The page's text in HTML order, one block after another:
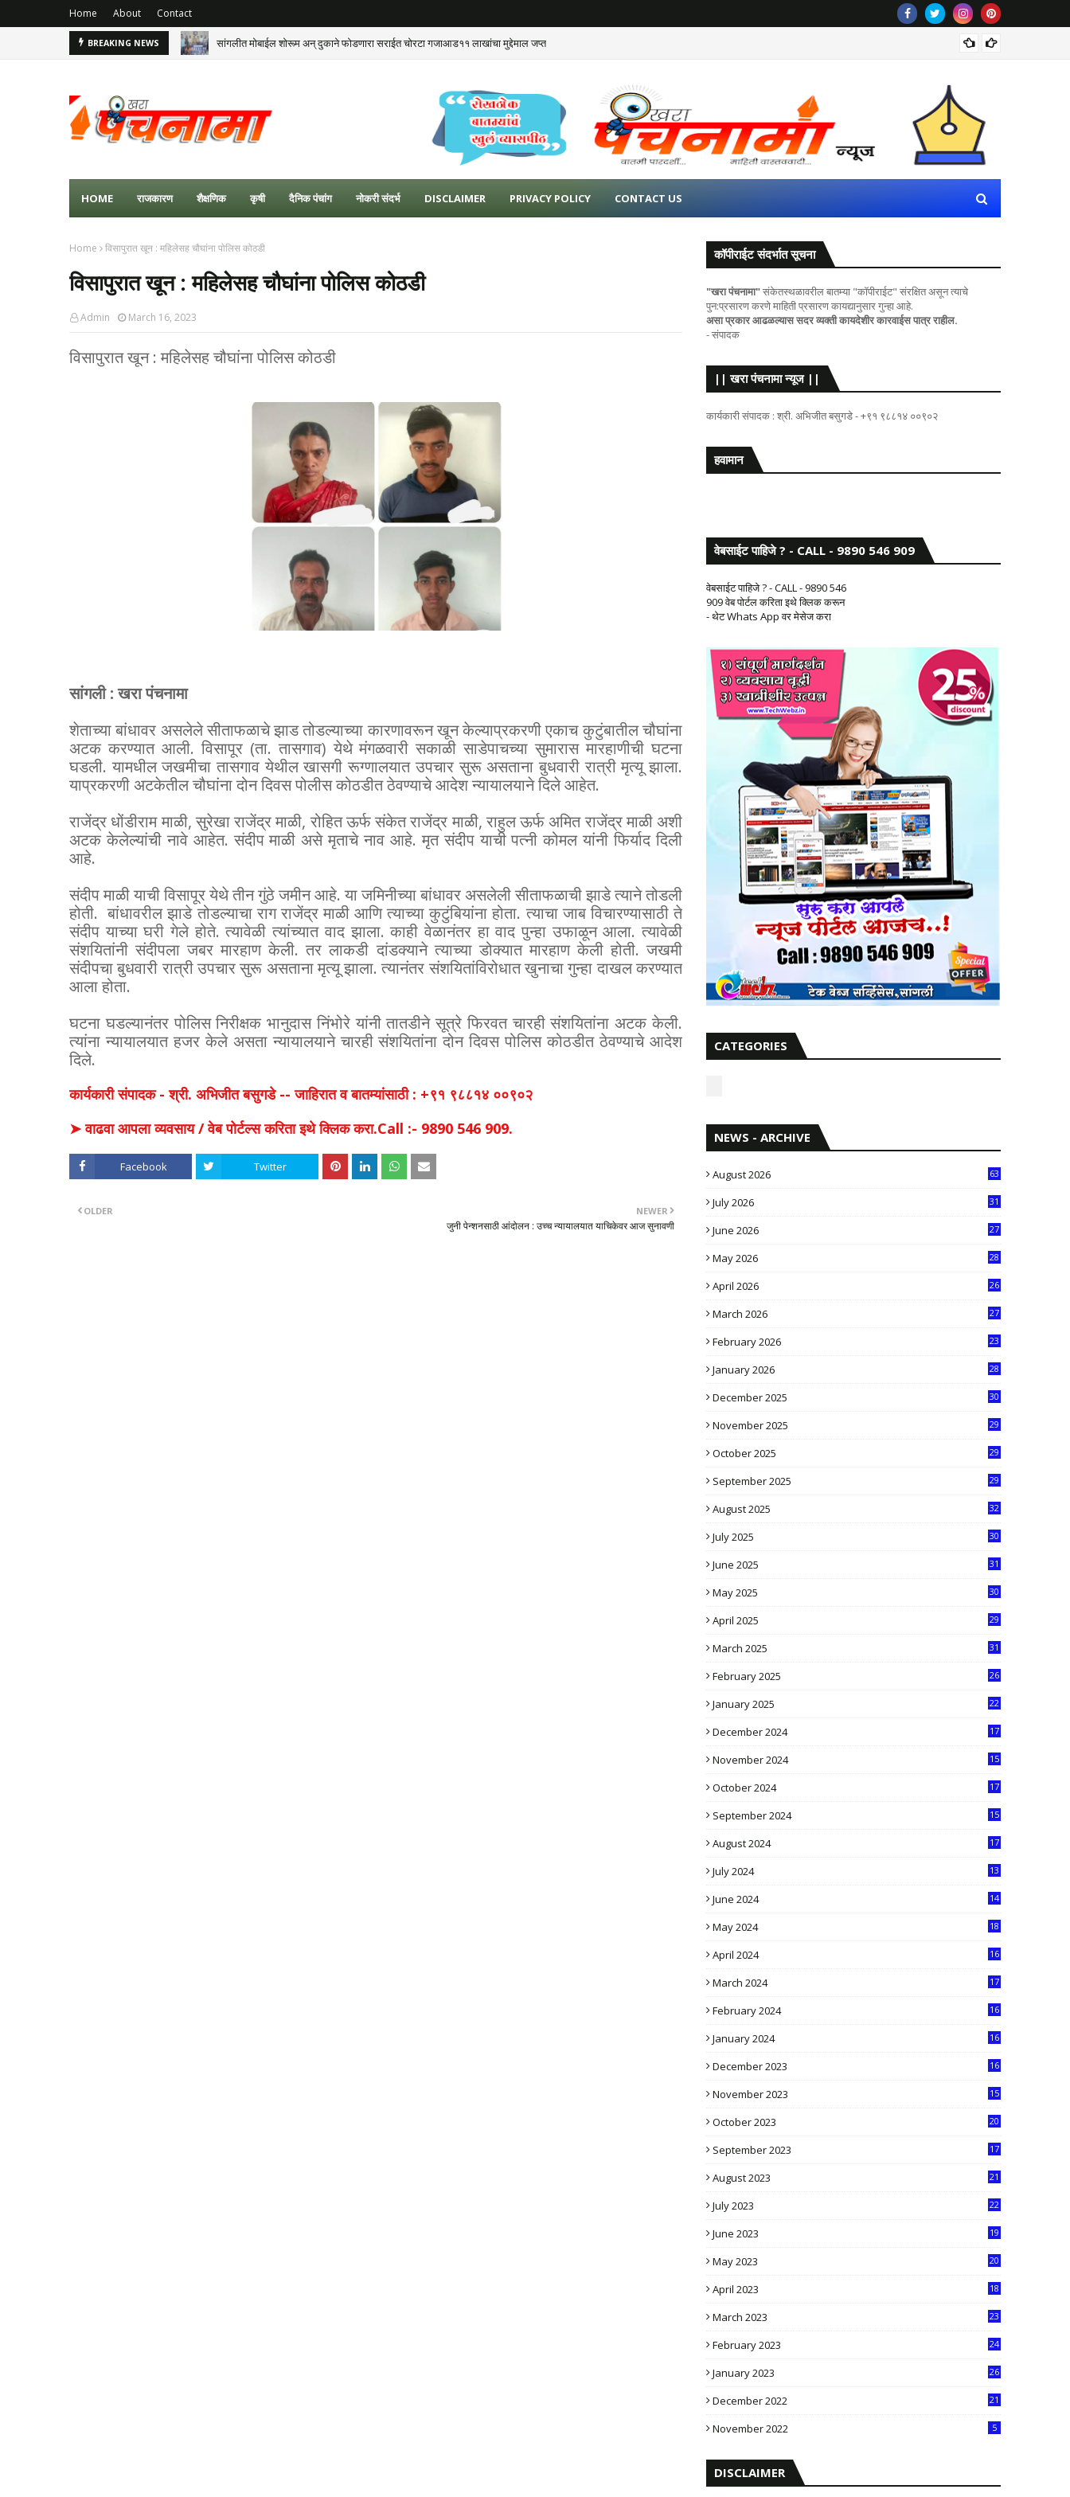
Home About Contact
BREAKING NEWS सांगलीत मोबाईल शोरूम अन् दुकाने फोडणारा सराईत चोरटा गजाआड११ लाखांचा मुद्देमाल जप्त
HOME राजकारण शैक्षणिक कृषी दैनिक पंचांग नोकरी संदर्भ DISCLAIMER PRIVACY POLICY CONTACT US
Home विसापुरात खून : महिलेसह चौघांना पोलिस कोठडी
विसापुरात खून : महिलेसह चौघांना पोलिस कोठडी
Admin March 16, 2023
विसापुरात खून : महिलेसह चौघांना पोलिस कोठडी
सांगली : खरा पंचनामा
शेताच्या बांधावर असलेले सीताफळाचे झाड तोडल्याच्या कारणावरून खून केल्याप्रकरणी एकाच कुटुंबातील चौघांना
अटक करण्यात आली. विसापूर (ता. तासगाव) येथे मंगळवारी सकाळी साडेपाचच्या सुमारास मारहाणीची घटना
घडली. यामधील जखमीचा तासगाव येथील खासगी रूग्णालयात उपचार सुरू असताना बुधवारी रात्री मृत्यू झाला.
याप्रकरणी अटकेतील चौघांना दोन दिवस पोलीस कोठडीत ठेवण्याचे आदेश न्यायालयाने दिले आहेत.
राजेंद्र धोंडीराम माळी, सुरेखा राजेंद्र माळी, रोहित ऊर्फ संकेत राजेंद्र माळी, राहुल ऊर्फ अमित राजेंद्र माळी अशी
अटक केलेल्यांची नावे आहेत. संदीप माळी असे मृताचे नाव आहे. मृत संदीप याची पत्नी कोमल यांनी फिर्याद दिली
आहे.
संदीप माळी याची विसापूर येथे तीन गुंठे जमीन आहे. या जमिनीच्या बांधावर असलेली सीताफळाची झाडे त्याने तोडली
होती. बांधावरील झाडे तोडल्याचा राग राजेंद्र माळी आणि त्याच्या कुटुंबियांना होता. त्याचा जाब विचारण्यासाठी ते
संदीप याच्या घरी गेले होते. त्यावेळी त्यांच्यात वाद झाला. काही वेळानंतर हा वाद पुन्हा उफाळून आला. त्यावेळी
संशयितांनी संदीपला जबर मारहाण केली. तर लाकडी दांडक्याने त्याच्या डोक्यात मारहाण केली होती. जखमी
संदीपचा बुधवारी रात्री उपचार सुरू असताना मृत्यू झाला. त्यानंतर संशयितांविरोधात खुनाचा गुन्हा दाखल करण्यात
आला होता.
घटना घडल्यानंतर पोलिस निरीक्षक भानुदास निंभोरे यांनी तातडीने सूत्रे फिरवत चारही संशयितांना अटक केली.
त्यांना न्यायालयात हजर केले असता न्यायालयाने चारही संशयितांना दोन दिवस पोलिस कोठडीत ठेवण्याचे आदेश
दिले.
कार्यकारी संपादक - श्री. अभिजीत बसुगडे -- जाहिरात व बातम्यांसाठी : +९१ ९८८१४ ००९०२
➤ वाढवा आपला व्यवसाय / वेब पोर्टल्स करिता इथे क्लिक करा.Call :- 9890 546 909.
Facebook Twitter
NEWER
जुनी पेन्शनसाठी आंदोलन : उच्च न्यायालयात याचिकेवर आज सुनावणी
OLDER
कॉपीराईट संदर्भात सूचना
"खरा पंचनामा"संकेतस्थळावरील बातम्या "कॉपीराईट" संरक्षित असून त्याचे
पुन:प्रसारण करणे माहिती प्रसारण कायद्यानुसार गुन्हा आहे.
असा प्रकार आढळल्यास सदर व्यक्ती कायदेशीर कारवाईस पात्र राहील.
- संपादक
|| खरा पंचनामा न्यूज ||
कार्यकारी संपादक : श्री. अभिजीत बसुगडे - +९१ ९८८१४ ००९०२
हवामान
वेबसाईट पाहिजे ? - CALL - 9890 546 909
वेबसाईट पाहिजे ? - CALL - 9890 546
909 वेब पोर्टल करिता इथे क्लिक करून
- थेट Whats App वर मेसेज करा
CATEGORIES
NEWS - ARCHIVE
August 2026 63
July 2026
31
June 2026
27
May 2026
28
April 2026
26
March 2026
27
February 2026
23
January 2026
28
December 2025
30
November 2025
29
October 2025
29
September 2025
29
August 2025
32
July 2025
30
June 2025
31
May 2025
30
April 2025
29
March 2025
31
February 2025
26
January 2025
22
December 2024
17
November 2024
15
October 2024
17
September 2024
15
August 2024
17
July 2024
13
June 2024
14
May 2024
18
April 2024
16
March 2024
17
February 2024
16
January 2024
16
December 2023
16
November 2023
15
October 2023
20
September 2023
17
August 2023
21
July 2023
22
June 2023
19
May 2023
20
April 2023
18
March 2023
23
February 2023
24
January 2023
26
December 2022
21
November 2022 5
DISCLAIMER